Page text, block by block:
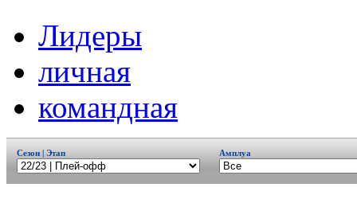
Лидеры
личная
командная
Сезон | Этап Амплуа